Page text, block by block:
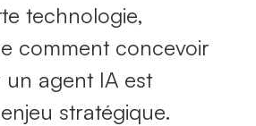
technologie,
comment concevoir
agent IA est
stratégique.